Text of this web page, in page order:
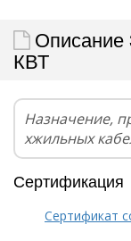
Описание
КВТ
Назначение,
хжильных
Сертификация
Сертификат